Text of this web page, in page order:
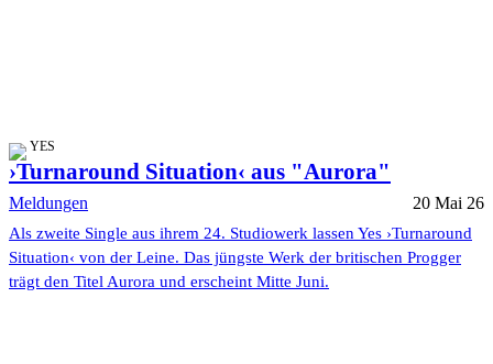
YES
›Turnaround Situation‹ aus "Aurora"
Meldungen 20 Mai 26
Als zweite Single aus ihrem 24. Studiowerk lassen Yes ›Turnaround
Situation‹ von der Leine. Das jüngste Werk der britischen Progger
trägt den Titel Aurora und erscheint Mitte Juni.